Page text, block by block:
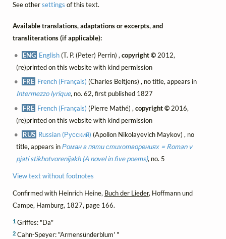
See othersettings of this text.
Available translations, adaptations or excerpts, and
transliterations (if applicable):
ENG English(T. P. (Peter) Perrin) ,copyright ©2012,
(re)printed on this website with kind permission
FRE French (Français) (Charles Beltjens) , no title, appears in
Intermezzo lyrique, no. 62, first published 1827
FRE French (Français) (Pierre Mathé) ,copyright © 2016,
(re)printed on this website with kind permission
RUS Russian (Русский) (Apollon Nikolayevich Maykov) , no
title, appears inРоман в пяти стихотворениях = Roman v
pjati stikhotvorenijakh (A novel in five poems), no. 5
View text without footnotes
Confirmed with Heinrich Heine, Buch der Lieder, Hoffmann und
Campe, Hamburg, 1827, page 166.
1Griffes: "Da"
2Cahn-Speyer: "Armensünderblum' "